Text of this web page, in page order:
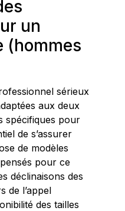
un
sérieux
aux deux
spécifiques pour
de s’assurer
de modèles
pour ce
déclinaisons des
de l’appel
des tailles